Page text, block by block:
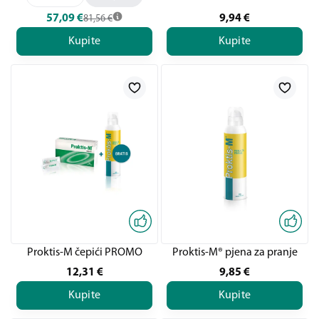
57,09€81,56 €
Kupite
9,94€
Kupite
Proktis-M čepići PROMO
12,31 €
Kupite
Proktis-M® pjena za pranje
9,85 €
Kupite